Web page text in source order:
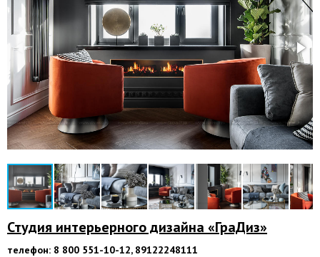
Студия интерьерного дизайнa «ГраДиз»
телефон: 8 800 551-10-12, 89122248111